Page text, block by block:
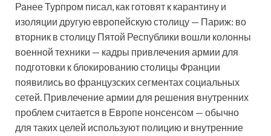
Ранее Турпром писал, как готовят к карантину и
изоляции другую европейскую столицу — Париж: во
вторник в столицу Пятой Республики вошли колонны
военной техники — кадры привлечения армии для
подготовки к блокированию столицы Франции
появились во французских сегментах социальных
сетей. Привлечение армии для решения внутренних
проблем считается в Европе нонсенсом — обычно
для таких целей используют полицию и внутренние